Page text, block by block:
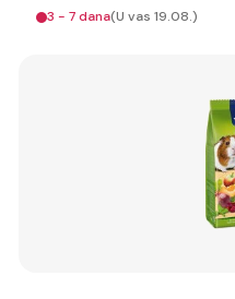
3 - 7 dana(U vas 19.08.)